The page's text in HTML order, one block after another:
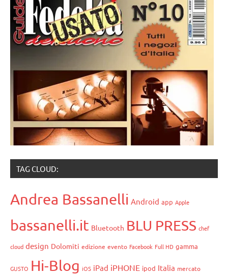
TAG CLOUD:
Andrea Bassanelli Android app Apple
bassanelli.it Bluetooth BLU PRESS chef
cloud design Dolomiti edizione evento Facebook Full HD gamma
GUSTO Hi-Blog iOS iPad iPHONE ipod Italia mercato